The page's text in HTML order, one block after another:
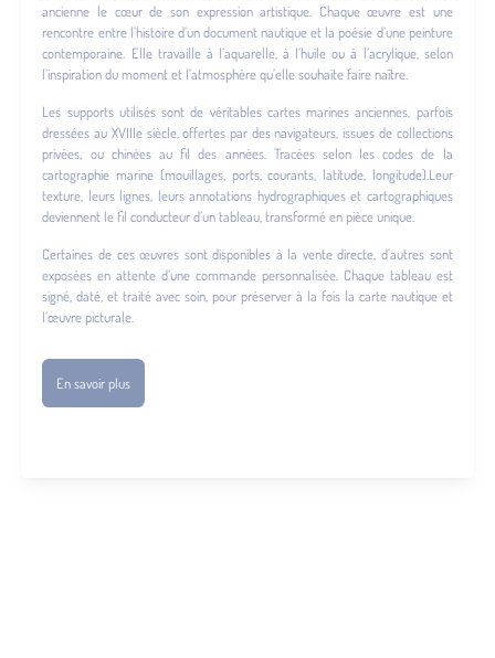
ancienne le cœur de son expression artistique. Chaque œuvre est une
rencontre entre l’histoire d’un document nautique et la poésie d’une peinture
contemporaine. Elle travaille à l’aquarelle, à l’huile ou à l’acrylique, selon
l’inspiration du moment et l’atmosphère qu’elle souhaite faire naître.
Les supports utilisés sont de véritables cartes marines anciennes, parfois
dressées au XVIIIe siècle, offertes par des navigateurs, issues de collections
privées, ou chinées au fil des années. Tracées selon les codes de la
cartographie marine (mouillages, ports, courants, latitude, longitude).Leur
texture, leurs lignes, leurs annotations hydrographiques et cartographiques
deviennent le fil conducteur d’un tableau, transformé en pièce unique.
Certaines de ces œuvres sont disponibles à la vente directe, d’autres sont
exposées en attente d’une commande personnalisée. Chaque tableau est
signé, daté, et traité avec soin, pour préserver à la fois la carte nautique et
l’œuvre picturale.
En savoir plus